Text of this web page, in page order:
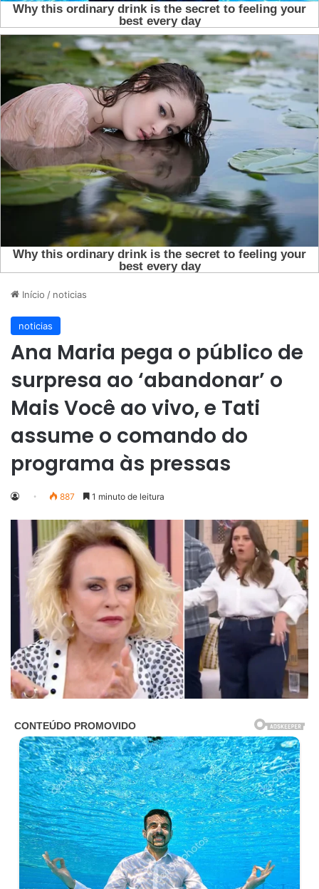
Início / noticias
noticias
Ana Maria pega o público de
surpresa ao ‘abandonar’ o
Mais Você ao vivo, e Tati
assume o comando do
programa às pressas
887 1 minuto de leitura